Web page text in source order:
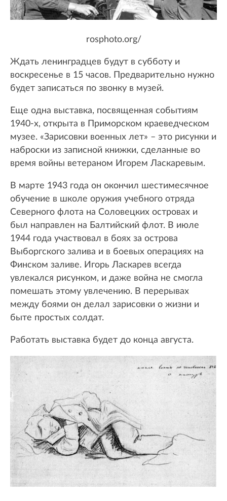
rosphoto.org/
Ждать ленинградцев будут в субботу и
воскресенье в 15 часов. Предварительно нужно
будет записаться по звонку в музей.
Еще одна выставка, посвященная событиям
1940-х, открыта в Приморском краеведческом
музее. «Зарисовки военных лет» – это рисунки и
наброски из записной книжки, сделанные во
время войны ветераном Игорем Ласкаревым.
В марте 1943 года он окончил шестимесячное
обучение в школе оружия учебного отряда
Северного флота на Соловецких островах и
был направлен на Балтийский флот. В июле
1944 года участвовал в боях за острова
Выборгского залива и в боевых операциях на
Финском заливе. Игорь Ласкарев всегда
увлекался рисунком, и даже война не смогла
помешать этому увлечению. В перерывах
между боями он делал зарисовки о жизни и
быте простых солдат.
Работать выставка будет до конца августа.